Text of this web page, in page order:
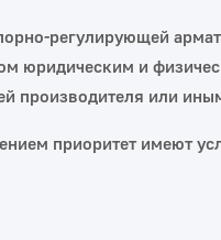
юридическим и
производителя или
приоритет имеют